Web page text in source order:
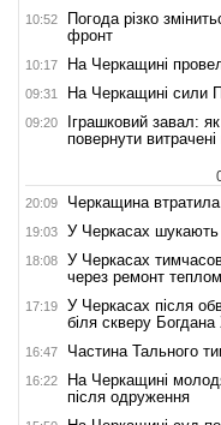
10:52
Погода різко
фронт
10:17 На Черкащині
09:31 На Черкащині сили
09:20
Іграшковий завал:
повернути витрачені
20:09 Черкащина втратила
19:03 У Черкасах шукають
18:08
У Черкасах
через ремонт
17:19
У Черкасах після
біля скверу
16:47 Частина Тального
16:22
На Черкащині
після одруження